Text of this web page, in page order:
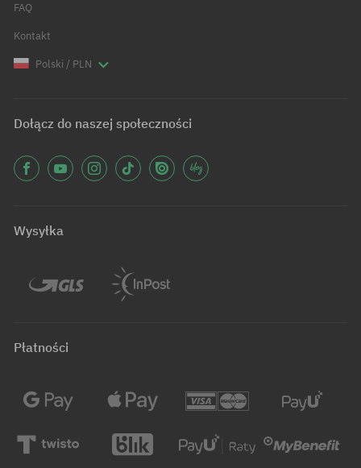
FAQ
Kontakt
Polski / PLN
Dołącz do naszej społeczności
Wysyłka
Płatności